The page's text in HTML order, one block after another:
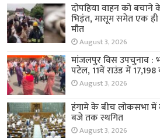
दोपहिया वाहन को बचाने
भिड़ंत, मासूम समेत एक ही
मौत
August 3, 2026
मांजलपुर विस उपचुनाव :
पटेल, 11वें राउंड में
August 3, 2026
हंगामे के बीच लोकसभा में
बजे तक स्थगित
August 3, 2026